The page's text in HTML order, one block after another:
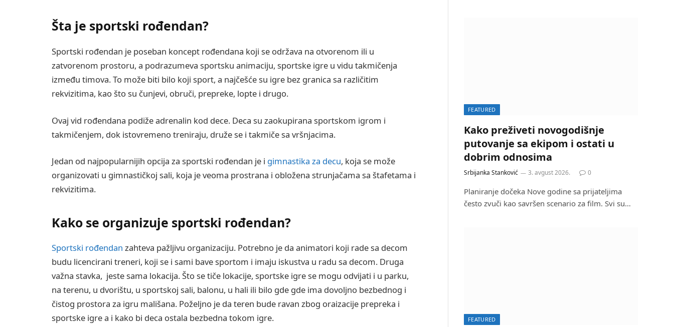
Šta je sportski rođendan?
Sportski rođendan je poseban koncept rođendana koji se održava na otvorenom ili u
zatvorenom prostoru, a podrazumeva sportsku animaciju, sportske igre u vidu takmičenja
između timova. To može biti bilo koji sport, a najčešće su igre bez granica sa različitim
rekvizitima, kao što su čunjevi, obruči, prepreke, lopte i drugo.
Ovaj vid rođendana podiže adrenalin kod dece. Deca su zaokupirana sportskom igrom i
takmičenjem, dok istovremeno treniraju, druže se i takmiče sa vršnjacima.
Jedan od najpopularnijih opcija za sportski rođendan je i gimnastika za decu, koja se može
organizovati u gimnastičkoj sali, koja je veoma prostrana i obložena strunjačama sa štafetama i
rekvizitima.
Kako se organizuje sportski rođendan?
Sportski rođendan zahteva pažljivu organizaciju. Potrebno je da animatori koji rade sa decom
budu licencirani treneri, koji se i sami bave sportom i imaju iskustva u radu sa decom. Druga
važna stavka, jeste sama lokacija. Što se tiče lokacije, sportske igre se mogu odvijati i u parku,
na terenu, u dvorištu, u sportskoj sali, balonu, u hali ili bilo gde gde ima dovoljno bezbednog i
čistog prostora za igru mališana. Poželjno je da teren bude ravan zbog oraizacije prepreka i
sportske igre a i kako bi deca ostala bezbedna tokom igre.
FEATURED
Kako preživeti novogodišnje
putovanje sa ekipom i ostati u
dobrim odnosima
Srbijanka Stanković 3. avgust 2026. 0
Planiranje dočeka Nove godine sa prijateljima
često zvuči kao savršen scenario za film. Svi su…
FEATURED